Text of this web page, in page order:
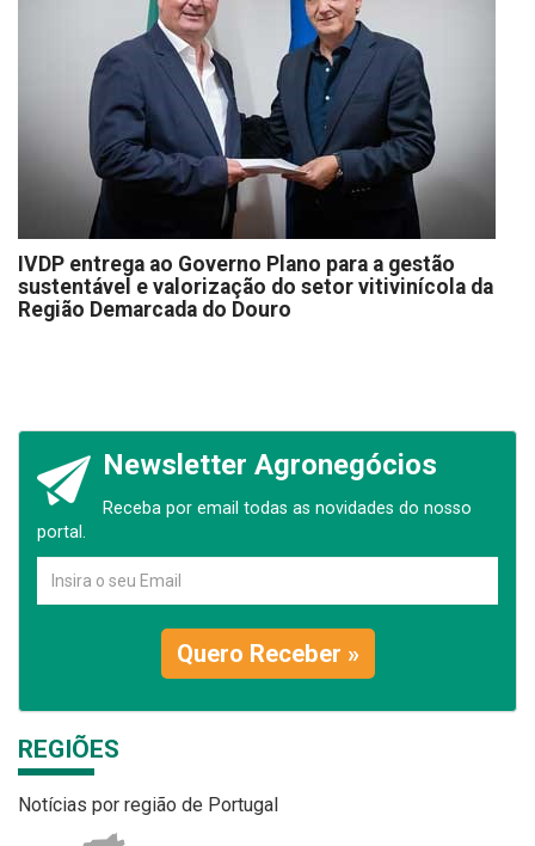
IVDP entrega ao Governo Plano para a gestão
sustentável e valorização do setor vitivinícola da
Região Demarcada do Douro
Newsletter Agronegócios
Receba por email todas as novidades do nosso
portal.
Quero Receber »
REGIÕES
Notícias por região de Portugal